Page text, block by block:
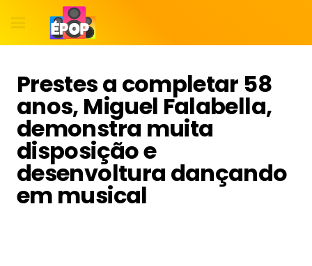
Prestes a completar 58
anos, Miguel Falabella,
demonstra muita
disposição e
desenvoltura dançando
em musical